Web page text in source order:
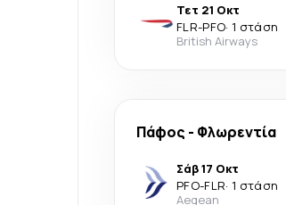
Τετ 21 Οκτ
FLR-PFO· 1 στάση
British Airways
Πάφος - Φλωρεντία
Σάβ 17 Οκτ
PFO-FLR· 1 στάση
Aegean